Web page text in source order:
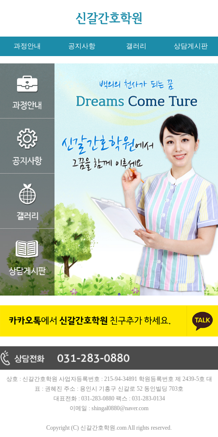
과정안내 공지사항 갤러리 상담게시판
상호 : 신갈간호학원 사업자등록번호 : 215-94-34891 학원등록번호 제 2439-5호 대
표 : 권혜진 주소 : 용인시 기흥구 신갈로 52 동인빌딩 703호
대표전화 : 031-283-0880 팩스 : 031-283-0134
이메일 : shingal0880@naver.com
Copyright (C) 신갈간호학원.com All rights reserved.